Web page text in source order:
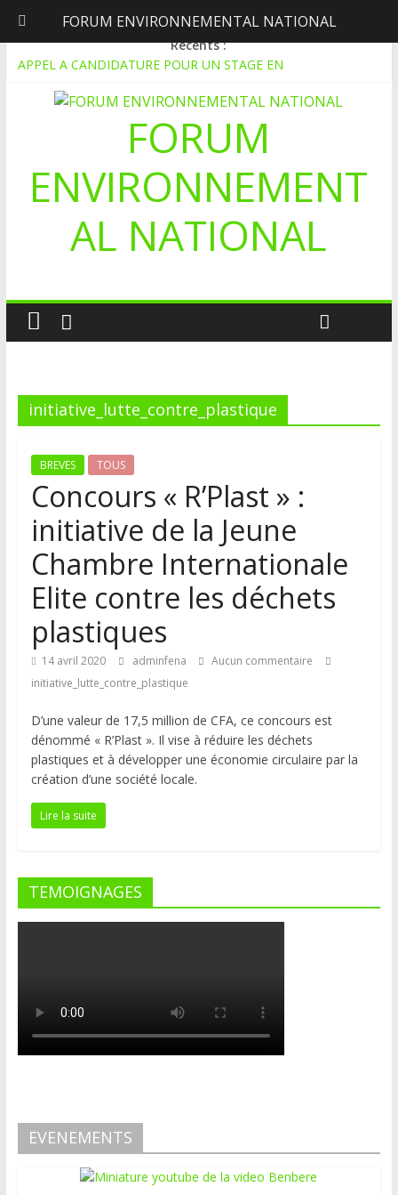
lundi, août 10, 2026
Récents :
APPEL A CANDIDATURE POUR UN STAGE EN
Le blogging au service de l’écologie : Benbere montre la voie
Inondations : le Mali déclare l’état de catastrophe nationale
Mali-Folkecenter Nyetaa initie 20 jeunes à la protection de
À Garalo, l’Association des personnes handicapées lutte contre
le déboisement grâce au tissage métallique
FORUM
ENVIRONNEMENT
AL NATIONAL
initiative_lutte_contre_plastique
BREVES TOUS
Concours « R’Plast » :
initiative de la Jeune
Chambre Internationale
Elite contre les déchets
plastiques
14 avril 2020 adminfena
Aucun commentaire
initiative_lutte_contre_plastique
D’une valeur de 17,5 million de CFA, ce concours est
dénommé « R’Plast ». Il vise à réduire les déchets
plastiques et à développer une économie circulaire par la
création d’une société locale.
Lire la suite
TEMOIGNAGES
EVENEMENTS
FORUM ENVIRONNEMENTAL NATIONAL